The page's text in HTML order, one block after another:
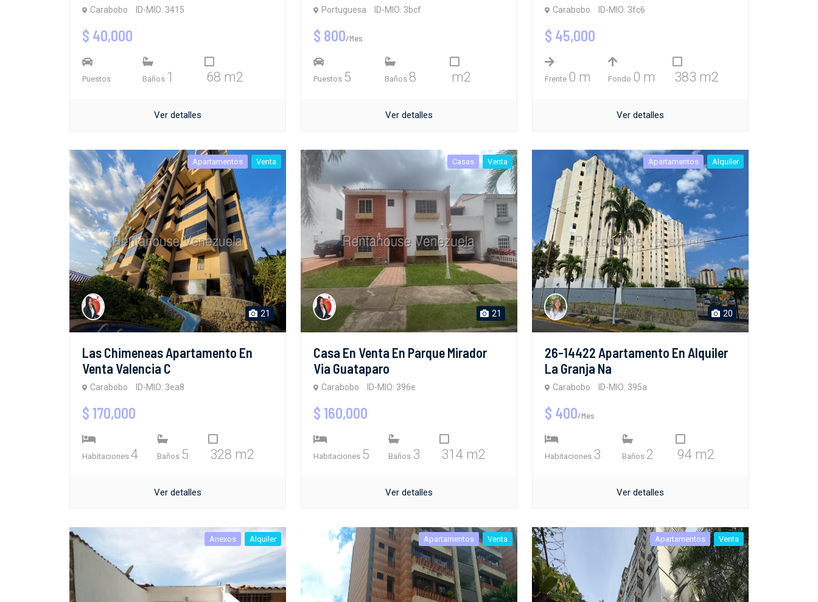
Carabobo ID-MIO: 3415
$ 40,000
Puestos Baños 1 68 m2
Ver detalles
Portuguesa ID-MIO: 3bcf
$ 800/Mes
Puestos 5 Baños 8 m2
Ver detalles
Carabobo ID-MIO: 3fc6
$ 45,000
Frente 0 m Fondo 0 m 383 m2
Ver detalles
Apartamentos Venta
21
Las Chimeneas Apartamento En
Venta Valencia C
Carabobo ID-MIO: 3ea8
$ 170,000
Habitaciones 4 Baños 5 328 m2
Ver detalles
Casas Venta
21
Casa En Venta En Parque Mirador
Via Guataparo
Carabobo ID-MIO: 396e
$ 160,000
Habitaciones 5 Baños 3 314 m2
Ver detalles
Apartamentos Alquiler
20
26-14422 Apartamento En Alquiler
La Granja Na
Carabobo ID-MIO: 395a
$ 400/Mes
Habitaciones 3 Baños 2 94 m2
Ver detalles
Anexos Alquiler Apartamentos Venta Apartamentos Venta